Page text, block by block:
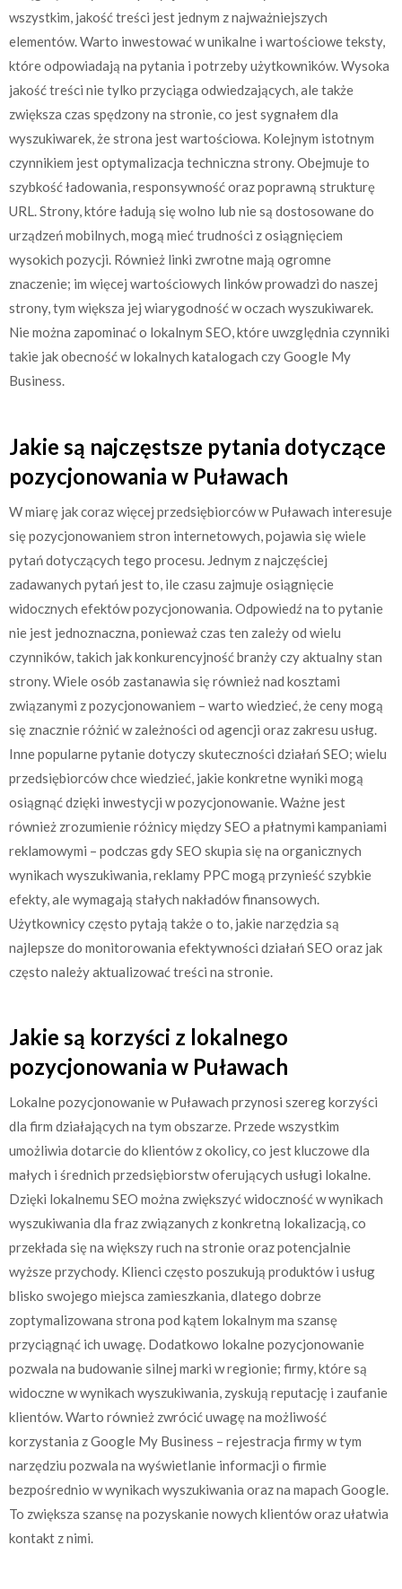
wszystkim, jakość treści jest jednym z najważniejszych
elementów. Warto inwestować w unikalne i wartościowe teksty,
które odpowiadają na pytania i potrzeby użytkowników. Wysoka
jakość treści nie tylko przyciąga odwiedzających, ale także
zwiększa czas spędzony na stronie, co jest sygnałem dla
wyszukiwarek, że strona jest wartościowa. Kolejnym istotnym
czynnikiem jest optymalizacja techniczna strony. Obejmuje to
szybkość ładowania, responsywność oraz poprawną strukturę
URL. Strony, które ładują się wolno lub nie są dostosowane do
urządzeń mobilnych, mogą mieć trudności z osiągnięciem
wysokich pozycji. Również linki zwrotne mają ogromne
znaczenie; im więcej wartościowych linków prowadzi do naszej
strony, tym większa jej wiarygodność w oczach wyszukiwarek.
Nie można zapominać o lokalnym SEO, które uwzględnia czynniki
takie jak obecność w lokalnych katalogach czy Google My
Business.
Jakie są najczęstsze pytania dotyczące
pozycjonowania w Puławach
W miarę jak coraz więcej przedsiębiorców w Puławach interesuje
się pozycjonowaniem stron internetowych, pojawia się wiele
pytań dotyczących tego procesu. Jednym z najczęściej
zadawanych pytań jest to, ile czasu zajmuje osiągnięcie
widocznych efektów pozycjonowania. Odpowiedź na to pytanie
nie jest jednoznaczna, ponieważ czas ten zależy od wielu
czynników, takich jak konkurencyjność branży czy aktualny stan
strony. Wiele osób zastanawia się również nad kosztami
związanymi z pozycjonowaniem – warto wiedzieć, że ceny mogą
się znacznie różnić w zależności od agencji oraz zakresu usług.
Inne popularne pytanie dotyczy skuteczności działań SEO; wielu
przedsiębiorców chce wiedzieć, jakie konkretne wyniki mogą
osiągnąć dzięki inwestycji w pozycjonowanie. Ważne jest
również zrozumienie różnicy między SEO a płatnymi kampaniami
reklamowymi – podczas gdy SEO skupia się na organicznych
wynikach wyszukiwania, reklamy PPC mogą przynieść szybkie
efekty, ale wymagają stałych nakładów finansowych.
Użytkownicy często pytają także o to, jakie narzędzia są
najlepsze do monitorowania efektywności działań SEO oraz jak
często należy aktualizować treści na stronie.
Jakie są korzyści z lokalnego
pozycjonowania w Puławach
Lokalne pozycjonowanie w Puławach przynosi szereg korzyści
dla firm działających na tym obszarze. Przede wszystkim
umożliwia dotarcie do klientów z okolicy, co jest kluczowe dla
małych i średnich przedsiębiorstw oferujących usługi lokalne.
Dzięki lokalnemu SEO można zwiększyć widoczność w wynikach
wyszukiwania dla fraz związanych z konkretną lokalizacją, co
przekłada się na większy ruch na stronie oraz potencjalnie
wyższe przychody. Klienci często poszukują produktów i usług
blisko swojego miejsca zamieszkania, dlatego dobrze
zoptymalizowana strona pod kątem lokalnym ma szansę
przyciągnąć ich uwagę. Dodatkowo lokalne pozycjonowanie
pozwala na budowanie silnej marki w regionie; firmy, które są
widoczne w wynikach wyszukiwania, zyskują reputację i zaufanie
klientów. Warto również zwrócić uwagę na możliwość
korzystania z Google My Business – rejestracja firmy w tym
narzędziu pozwala na wyświetlanie informacji o firmie
bezpośrednio w wynikach wyszukiwania oraz na mapach Google.
To zwiększa szansę na pozyskanie nowych klientów oraz ułatwia
kontakt z nimi.